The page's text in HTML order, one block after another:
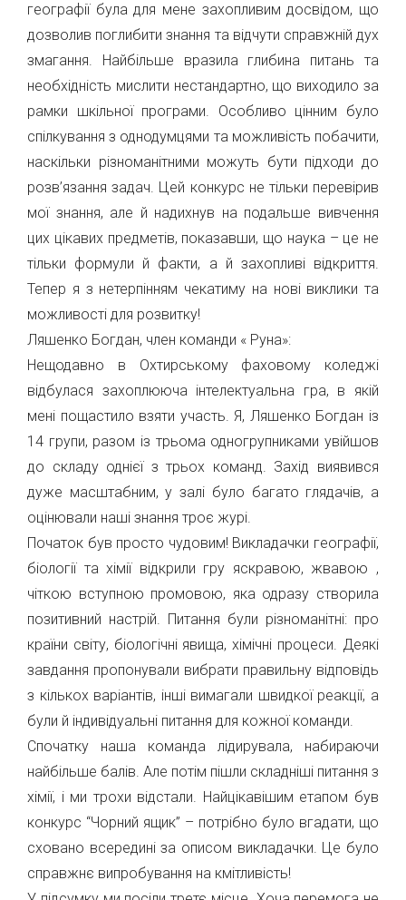
географії була для мене захопливим досвідом, що
дозволив поглибити знання та відчути справжній дух
змагання. Найбільше вразила глибина питань та
необхідність мислити нестандартно, що виходило за
рамки шкільної програми. Особливо цінним було
спілкування з однодумцями та можливість побачити,
наскільки різноманітними можуть бути підходи до
розв’язання задач. Цей конкурс не тільки перевірив
мої знання, але й надихнув на подальше вивчення
цих цікавих предметів, показавши, що наука – це не
тільки формули й факти, а й захопливі відкриття.
Тепер я з нетерпінням чекатиму на нові виклики та
можливості для розвитку!
Ляшенко Богдан, член команди « Руна»:
Нещодавно в Охтирському фаховому коледжі
відбулася захоплююча інтелектуальна гра, в якій
мені пощастило взяти участь. Я, Ляшенко Богдан із
14 групи, разом із трьома одногрупниками увійшов
до складу однієї з трьох команд. Захід виявився
дуже масштабним, у залі було багато глядачів, а
оцінювали наші знання троє журі.
Початок був просто чудовим! Викладачки географії,
біології та хімії відкрили гру яскравою, жвавою ,
чіткою вступною промовою, яка одразу створила
позитивний настрій. Питання були різноманітні: про
країни світу, біологічні явища, хімічні процеси. Деякі
завдання пропонували вибрати правильну відповідь
з кількох варіантів, інші вимагали швидкої реакції, а
були й індивідуальні питання для кожної команди.
Спочатку наша команда лідирувала, набираючи
найбільше балів. Але потім пішли складніші питання з
хімії, і ми трохи відстали. Найцікавішим етапом був
конкурс “Чорний ящик” – потрібно було вгадати, що
сховано всередині за описом викладачки. Це було
справжнє випробування на кмітливість!